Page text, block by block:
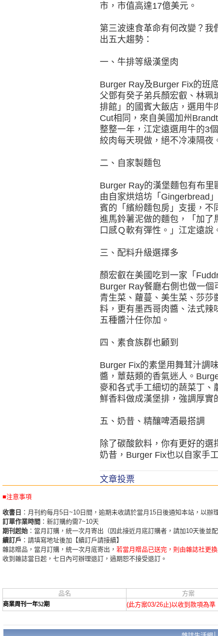
市，市值高達17億美元。
第三波速食革命有何改變？
出五大趨勢：
一、牛排等級漢堡肉
Burger Ray及Burger Fix的班
父鄧有癸子弟兵顏宏叡、林珮
排館」的國賓大飯店，選用牛
Cut相同，來自美國加州
整整一年，江定遠選用牛的3
絞肉每天現做，絕不冷凍隔夜
二、自家製麵包
Burger Ray的漢堡麵包有布
由自家烘焙坊「Gingerbread
賓的「繽紛麵包房」支援，不
進馬鈴薯泥做的麵包，「加了
口感Ｑ軟有彈性。」江定遠說
三、配料升級選擇多
顏宏叡在美國吃到一家「
Burger Ray餐廳右側也做一
青生菜、蘿蔓、美生菜、莎
料，更有墨西哥肉醬、法式辣
五種醬汁任你加。
四、素食族群也顧到
Burger Fix的素堡用舞茸汁調
醬，蕈菇類的香氣迷人。
麥和各式手工細切的蔬菜丁、
鮮香料做成漢堡排，強調厚實
五、奶昔、精釀啤酒最搭調
除了碳酸飲料，你有更好的
奶昔，Burger Fix也以自家手
文章投票
■注意事項
收書日 ：月刊約每月5日~10日間，逾期未收請於當月15日後通知本站，以辦
訂單作業時間 ：新訂購約需7~10天
期刊起始 ：當月訂購，統一次月寄出（因此接近月底訂購者，請加10天後並
續訂戶 ：請填寫地址後加【續訂戶請接續】
雜誌贈品，當月訂購，統一次月底寄出， 若當月贈品已送完，則由雜誌社更
收到雜誌當日起，七日內可辦理退訂，過期恕不接受退訂。
品名 方案
商業周刊一年52期 (此方案03/26止)以收到款項為準